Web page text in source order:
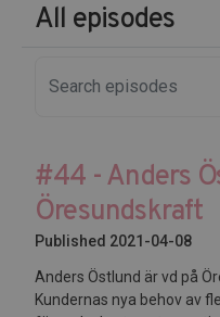
All episodes
#44 - Anders
Öresundskraft
Published 2021-04-08
Anders Östlund är vd på
Kundernas nya behov av